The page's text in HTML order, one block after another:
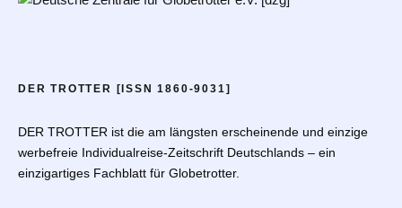
DER TROTTER [ISSN 1860-9031]
DER TROTTER ist die am längsten erscheinende und einzige
werbefreie Individualreise-Zeitschrift Deutschlands – ein
einzigartiges Fachblatt für Globetrotter.